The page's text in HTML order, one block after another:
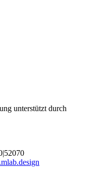
unterstützt durch
|52070